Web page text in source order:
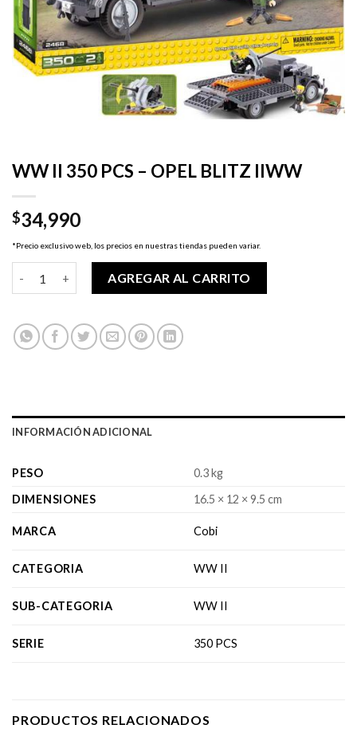
WW II 350 PCS – OPEL BLITZ IIWW
$34,990
*Precio exclusivo web, los precios en nuestras tiendas pueden variar.
AGREGAR AL CARRITO
INFORMACIÓN ADICIONAL
PESO
0.3 kg
DIMENSIONES
16.5 × 12 × 9.5 cm
MARCA Cobi
CATEGORIA WW II
SUB-CATEGORIA WW II
SERIE 350 PCS
PRODUCTOS RELACIONADOS